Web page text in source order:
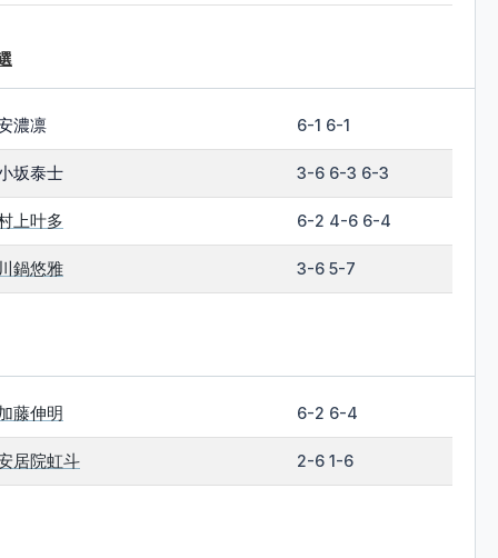
濃凛 6-1 6-1
坂泰士 3-6 6-3 6-3
上叶多 6-2 4-6 6-4
鍋悠雅 3-6 5-7
藤伸明 6-2 6-4
居院虹斗 2-6 1-6